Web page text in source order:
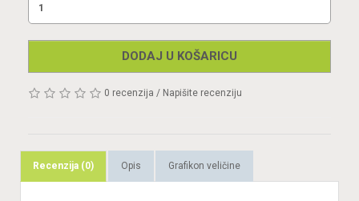
DODAJ U KOŠARICU
0 recenzija / Napišite recenziju
Recenzija (0) Opis Grafikon veličine